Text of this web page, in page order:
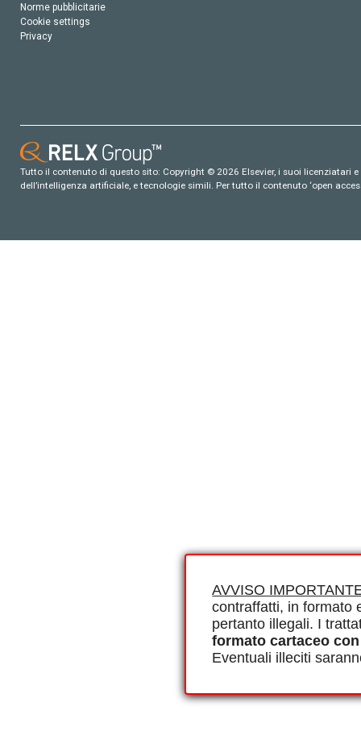
AVVISO
contraffatti, in formato
pertanto illegali. I
formato cartaceo
Eventuali illeciti
Norme pubblicitarie
Cookie settings
Privacy
Tutto il contenuto di questo sito: Copyright © 2026 Elsevier, i suoi
dell’intelligenza artificiale, e tecnologie simili. Per tutto il contenuto ‘open